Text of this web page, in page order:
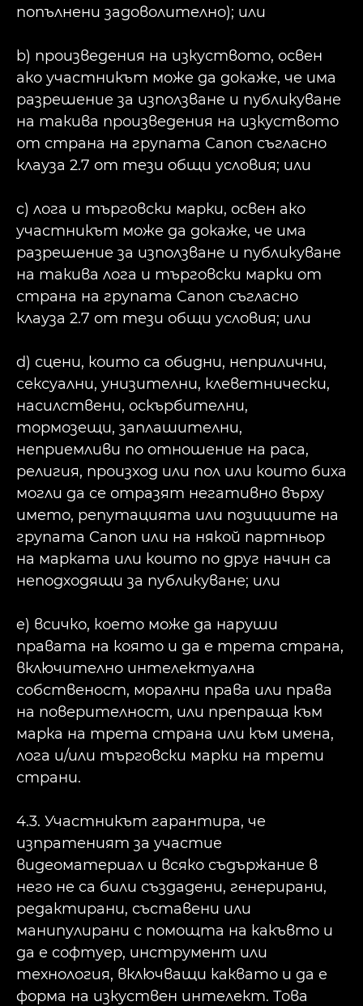
попълнени задоволително); или
b) произведения на изкуството, освен
ако участникът може да докаже, че има
разрешение за използване и публикуване
на такива произведения на изкуството
от страна на групата Canon съгласно
клауза 2.7 от тези общи условия; или
c) лога и търговски марки, освен ако
участникът може да докаже, че има
разрешение за използване и публикуване
на такива лога и търговски марки от
страна на групата Canon съгласно
клауза 2.7 от тези общи условия; или
d) сцени, които са обидни, неприлични,
сексуални, унизителни, клеветнически,
насилствени, оскърбителни,
тормозещи, заплашителни,
неприемливи по отношение на раса,
религия, произход или пол или които биха
могли да се отразят негативно върху
името, репутацията или позициите на
групата Canon или на някой партньор
на марката или които по друг начин са
неподходящи за публикуване; или
e) всичко, което може да наруши
правата на която и да е трета страна,
включително интелектуална
собственост, морални права или права
на поверителност, или препраща към
марка на трета страна или към имена,
лога и/или търговски марки на трети
страни.
4.3. Участникът гарантира, че
изпратеният за участие
видеоматериал и всяко съдържание в
него не са били създадени, генерирани,
редактирани, съставени или
манипулирани с помощта на какъвто и
да е софтуер, инструмент или
технология, включващи каквато и да е
форма на изкуствен интелект. Това